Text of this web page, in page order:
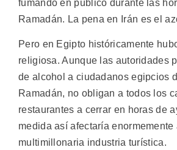
fumando en público durante las
Ramadán. La pena en Irán es el
Pero en Egipto históricamente
religiosa. Aunque las autoridades
de alcohol a ciudadanos egipcios
Ramadán, no obligan a todos los
restaurantes a cerrar en horas de
medida así afectaría enormemente
multimillonaria industria turística.